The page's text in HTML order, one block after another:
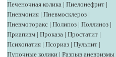
Печеночная колика | Пиелонефрит |
Пневмония | Пневмосклероз |
Пневмоторакс | Полипоз | Поллиноз |
Приапизм | Проказа | Простатит |
Психопатия | Псориаз | Пульпит |
Пупочные колики | Разрыв аневризмы